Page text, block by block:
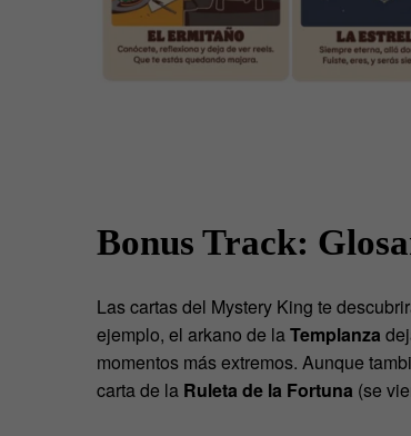
Bonus Track:
Las cartas del Mystery King te
ejemplo, el arkano de laTemplanza
momentos más extremos. Aunque
carta de la Ruleta de la Fortuna (se